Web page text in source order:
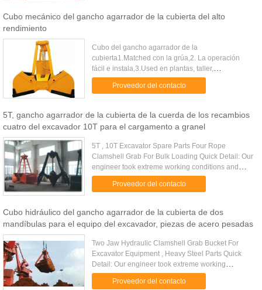
Cubo mecánico del gancho agarrador de la cubierta del alto
rendimiento
Cubo del gancho agarrador de la
cubierta1.Matched con la grúa,2. La operación
fácil e instala,3.Used en plantas, taller,
almacén,4.ISOBreve introducción de cubo
mecánico del gancho agarrador de la cubierta:1. ...
Proveedor del contacto
5T, gancho agarrador de la cubierta de la cuerda de los recambios
cuatro del excavador 10T para el cargamento a granel
5T , 10T Excavator Spare Parts Four Rope
Clamshell Grab For Bulk Loading Quick Detail: Our
engineer took extreme working conditions and
high occupancy degree of the installation into
account. This kind of the ....
Proveedor del contacto
Cubo hidráulico del gancho agarrador de la cubierta de dos
mandíbulas para el equipo del excavador, piezas de acero pesadas
Two Jaw Hydraulic Clamshell Grab Bucket For
Excavator Equipment , Heavy Steel Parts Quick
Detail: Our engineer took extreme working
conditions and high occupancy degree of the
installation into account. This .....
Proveedor del contacto